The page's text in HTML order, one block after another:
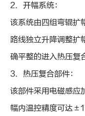
2．开幅系统：
该系统由四组弯辊扩
路线独立升降调整扩
确平整的进入热压复
3．热压复合部件：
该部件采用电磁感应
幅内温控精度可达